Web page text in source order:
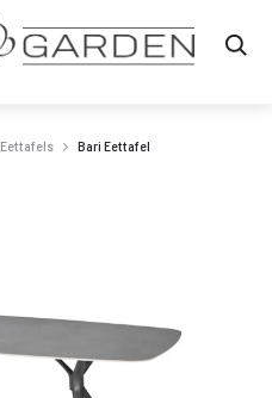
Eettafels Bari Eettafel